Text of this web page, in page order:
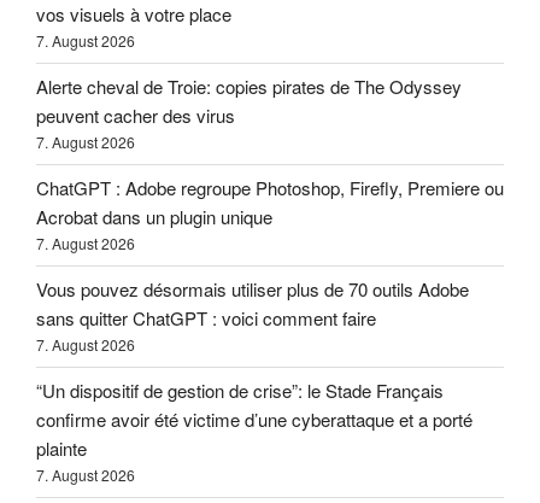
vos visuels à votre place
7. August 2026
Alerte cheval de Troie: copies pirates de The Odyssey
peuvent cacher des virus
7. August 2026
ChatGPT : Adobe regroupe Photoshop, Firefly, Premiere ou
Acrobat dans un plugin unique
7. August 2026
Vous pouvez désormais utiliser plus de 70 outils Adobe
sans quitter ChatGPT : voici comment faire
7. August 2026
“Un dispositif de gestion de crise”: le Stade Français
confirme avoir été victime d’une cyberattaque et a porté
plainte
7. August 2026